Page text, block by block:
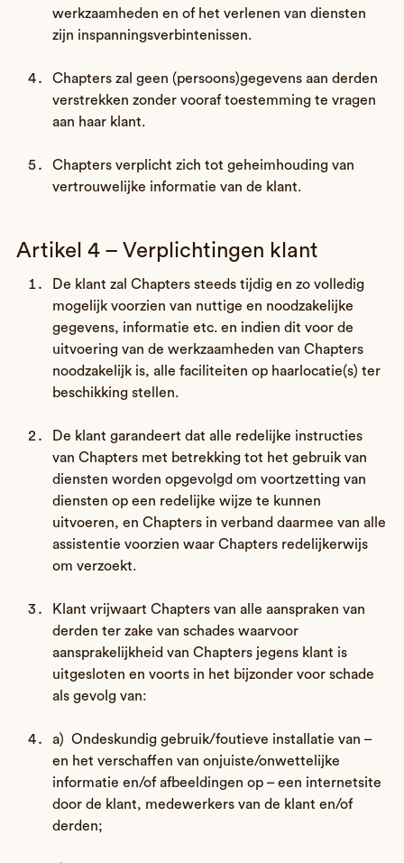
werkzaamheden en of het verlenen van diensten
zijn inspanningsverbintenissen.
Chapters zal geen (persoons)gegevens aan derden
verstrekken zonder vooraf toestemming te vragen
aan haar klant.
Chapters verplicht zich tot geheimhouding van
vertrouwelijke informatie van de klant.
Artikel 4 – Verplichtingen klant
De klant zal Chapters steeds tijdig en zo volledig
mogelijk voorzien van nuttige en noodzakelijke
gegevens, informatie etc. en indien dit voor de
uitvoering van de werkzaamheden van Chapters
noodzakelijk is, alle faciliteiten op haarlocatie(s) ter
beschikking stellen.
De klant garandeert dat alle redelijke instructies
van Chapters met betrekking tot het gebruik van
diensten worden opgevolgd om voortzetting van
diensten op een redelijke wijze te kunnen
uitvoeren, en Chapters in verband daarmee van alle
assistentie voorzien waar Chapters redelijkerwijs
om verzoekt.
Klant vrijwaart Chapters van alle aanspraken van
derden ter zake van schades waarvoor
aansprakelijkheid van Chapters jegens klant is
uitgesloten en voorts in het bijzonder voor schade
als gevolg van:
a) Ondeskundig gebruik/foutieve installatie van –
en het verschaffen van onjuiste/onwettelijke
informatie en/of afbeeldingen op – een internetsite
door de klant, medewerkers van de klant en/of
derden;